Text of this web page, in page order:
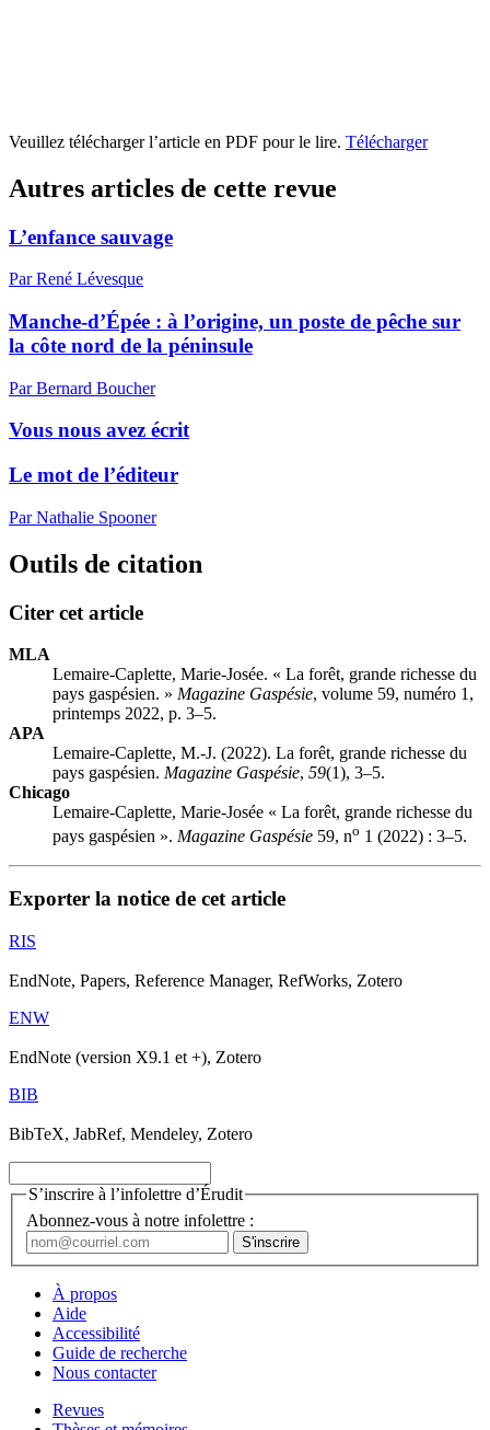
Veuillez télécharger l’article en PDF pour le lire. Télécharger
Autres articles de cette revue
L’enfance sauvage
Par René Lévesque
Manche-d’Épée : à l’origine, un poste de pêche sur
la côte nord de la péninsule
Par Bernard Boucher
Vous nous avez écrit
Le mot de l’éditeur
Par Nathalie Spooner
Outils de citation
Citer cet article
MLA
Lemaire-Caplette, Marie-Josée. « La forêt, grande richesse du
pays gaspésien. » Magazine Gaspésie, volume 59, numéro 1,
printemps 2022, p. 3–5.
APA
Lemaire-Caplette, M.-J. (2022). La forêt, grande richesse du
pays gaspésien. Magazine Gaspésie, 59(1), 3–5.
Chicago
Lemaire-Caplette, Marie-Josée « La forêt, grande richesse du
pays gaspésien ». Magazine Gaspésie 59, no 1 (2022) : 3–5.
Exporter la notice de cet article
RIS
EndNote, Papers, Reference Manager, RefWorks, Zotero
ENW
EndNote (version X9.1 et +), Zotero
BIB
BibTeX, JabRef, Mendeley, Zotero
S’inscrire à l’infolettre d’Érudit
Abonnez-vous à notre infolettre :
À propos
Aide
Accessibilité
Guide de recherche
Nous contacter
Revues